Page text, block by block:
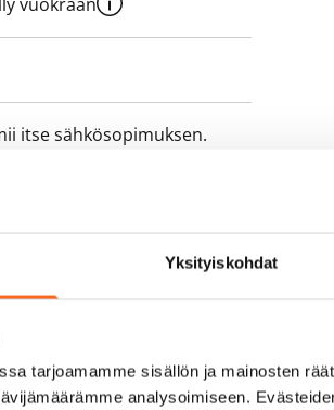
Yksityiskohdat
tarjoamamme sisällön ja mainosten
analysoimiseen.
itse sähkösopimuksen.
etuhintaan ottamalla
Telia.